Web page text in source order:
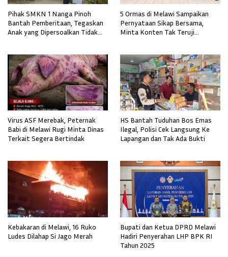
Pihak SMKN 1 Nanga Pinoh
Bantah Pemberitaan, Tegaskan
Anak yang Dipersoalkan Tidak
5 Ormas di Melawi Sampaikan
Pernyataan Sikap Bersama,
Minta Konten Tak Teruji
Virus ASF Merebak, Peternak
Babi di Melawi Rugi Minta Dinas
Terkait Segera Bertindak
HS Bantah Tuduhan Bos Emas
Ilegal, Polisi Cek Langsung Ke
Lapangan dan Tak Ada Bukti
Kebakaran di Melawi, 16 Ruko
Ludes Dilahap Si Jago Merah
Bupati dan Ketua DPRD Melawi
Hadiri Penyerahan LHP BPK RI
Tahun 2025